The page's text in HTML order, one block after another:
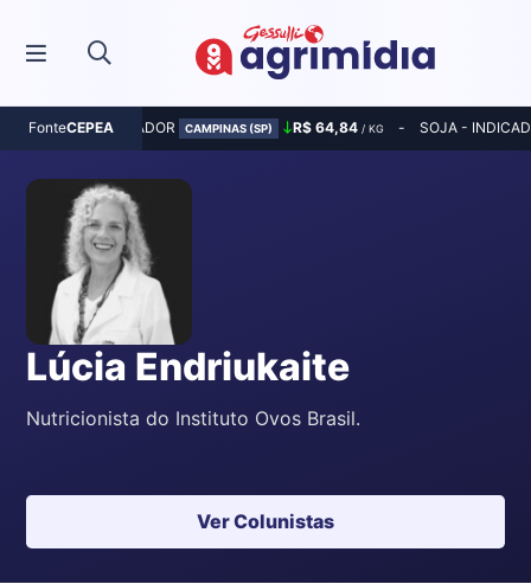
FonteCEPEA
MILHO - INDICADOR CAMPINAS (SP) R$ 64,84 / KG SOJA -
Lúcia Endriukaite
Nutricionista do Instituto Ovos Brasil.
Ver Colunistas